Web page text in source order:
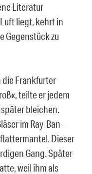
Literatur
liegt, kehrt in
Gegenstück zu
die Frankfurter
teilte er jedem
bleichen.
im Ray-Ban-
Dieser
Gang. Später
weil ihm als